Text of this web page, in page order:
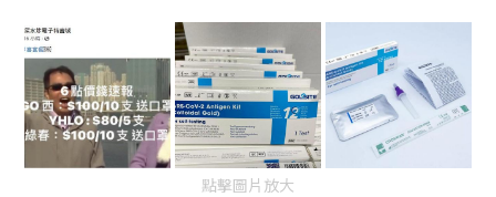
點擊圖片放大